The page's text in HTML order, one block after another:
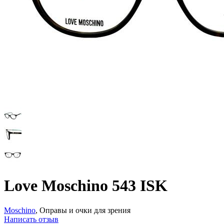
Love Moschino 543 ISK
Moschino, Оправы и очки для зрения
Написать отзыв